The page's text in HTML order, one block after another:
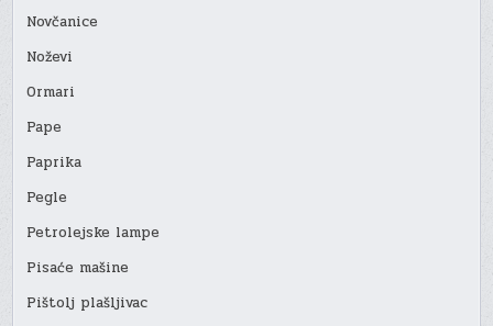
Novčanice
Noževi
Ormari
Pape
Paprika
Pegle
Petrolejske lampe
Pisaće mašine
Pištolj plašljivac